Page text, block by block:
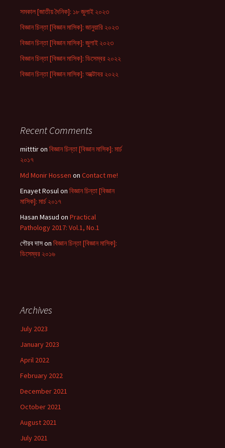
সমকাল [জাতীয় দৈনিক]: ১৮ জুলাই ২০২৩
বিজ্ঞান চিন্তা [বিজ্ঞান মাসিক]: জানুয়ারি ২০২৩
বিজ্ঞান চিন্তা [বিজ্ঞান মাসিক]: জুলাই ২০২৩
বিজ্ঞান চিন্তা [বিজ্ঞান মাসিক]: ডিসেম্বর ২০২২
বিজ্ঞান চিন্তা [বিজ্ঞান মাসিক]: অক্টোবর ২০২২
Recent Comments
mitttiron বিজ্ঞান চিন্তা [বিজ্ঞান মাসিক]: মার্চ
২০১৭
Md Monir Hossen on Contact me!
Enayet Rosulon বিজ্ঞান চিন্তা [বিজ্ঞান
মাসিক]: মার্চ ২০১৭
Hasan Masud on Practical
Pathology 2017: Vol.1, No.1
গৌরব দাসon বিজ্ঞান চিন্তা [বিজ্ঞান মাসিক]:
ডিসেম্বর ২০১৬
Archives
July 2023
January 2023
April 2022
February 2022
December 2021
October 2021
August 2021
July 2021